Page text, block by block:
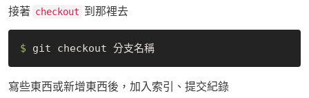
接著 checkout 到那裡去
$ git checkout 分支名稱
寫些東西或新增東西後，加入索引、提交紀錄